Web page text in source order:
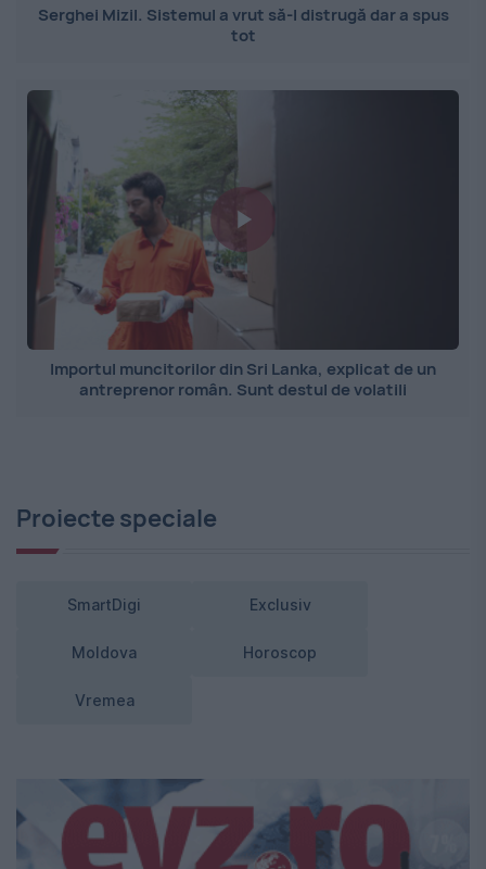
Serghei Mizil. Sistemul a vrut să-l distrugă dar a spus
tot
Importul muncitorilor din Sri Lanka, explicat de un
antreprenor român. Sunt destul de volatili
Proiecte speciale
SmartDigi Exclusiv
Moldova Horoscop
Vremea